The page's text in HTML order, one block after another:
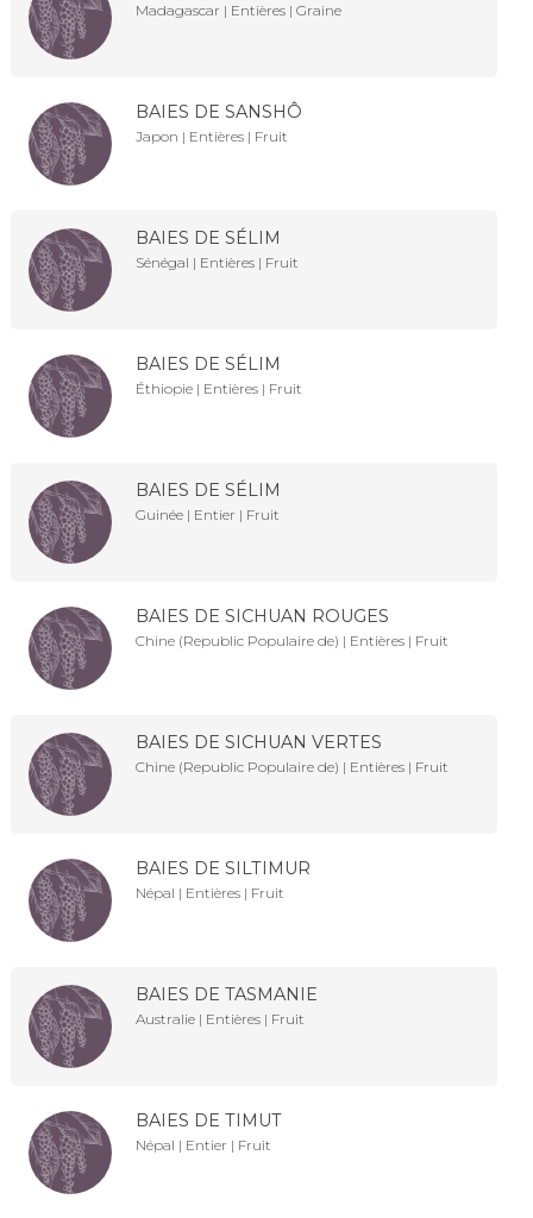
Madagascar | Entières | Graine
BAIES DE SANSHÔ
Japon | Entières | Fruit
BAIES DE SÉLIM
Sénégal | Entières | Fruit
BAIES DE SÉLIM
Éthiopie | Entières | Fruit
BAIES DE SÉLIM
Guinée | Entier | Fruit
BAIES DE SICHUAN ROUGES
Chine (Republic Populaire de) | Entières | Fruit
BAIES DE SICHUAN VERTES
Chine (Republic Populaire de) | Entières | Fruit
BAIES DE SILTIMUR
Népal | Entières | Fruit
BAIES DE TASMANIE
Australie | Entières | Fruit
BAIES DE TIMUT
Népal | Entier | Fruit